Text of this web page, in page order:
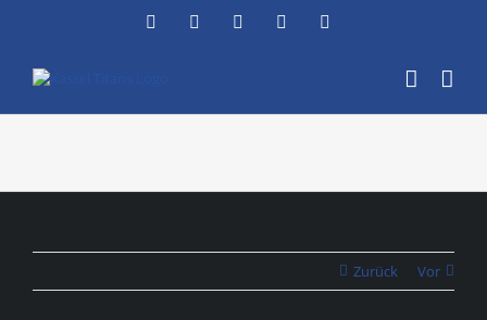
FacebookInstagramYouTubeFlickr
Zurück Vor